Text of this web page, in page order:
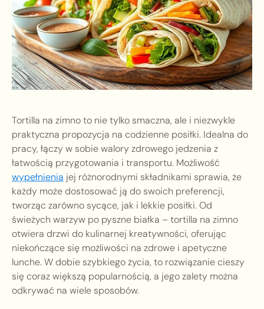
Tortilla na zimno to nie tylko smaczna, ale i niezwykle
praktyczna propozycja na codzienne posiłki. Idealna do
pracy, łączy w sobie walory zdrowego jedzenia z
łatwością przygotowania i transportu. Możliwość
wypełnienia jej różnorodnymi składnikami sprawia, że
każdy może dostosować ją do swoich preferencji,
tworząc zarówno sycące, jak i lekkie posiłki. Od
świeżych warzyw po pyszne białka – tortilla na zimno
otwiera drzwi do kulinarnej kreatywności, oferując
niekończące się możliwości na zdrowe i apetyczne
lunche. W dobie szybkiego życia, to rozwiązanie cieszy
się coraz większą popularnością, a jego zalety można
odkrywać na wiele sposobów.